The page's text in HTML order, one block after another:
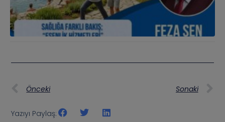
Önceki Sonaki
Yazıyı Paylaş: